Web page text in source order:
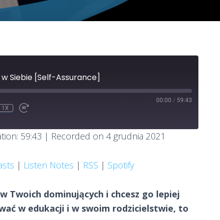
Siebie [Self-Assurance]
1X
30
SECONDS
00:00 / 59:43
59:43 | Recorded on 4 grudnia 2021
| Listen Notes | RSS | Spotify
Twoich dominujących i chcesz go lepiej
w edukacji i w swoim rodzicielstwie, to